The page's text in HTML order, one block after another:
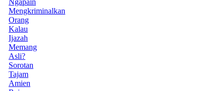
Mengkriminalkan
Orang
Kalau
Ijazah
Memang
Asli?
Sorotan
Tajam
Amien